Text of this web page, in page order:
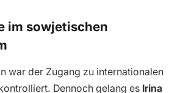
im sowjetischen
war der Zugang zu internationalen
Dennoch gelang es Irina